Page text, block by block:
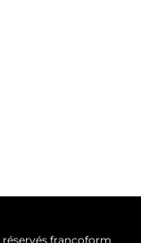
réservés francoform